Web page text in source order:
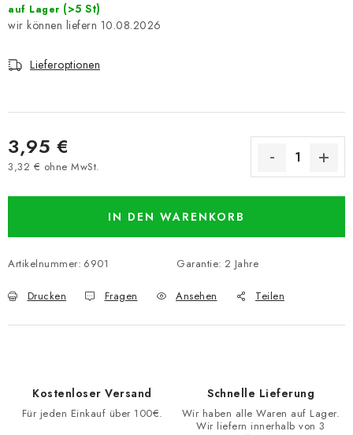
auf Lager (>5 St)
10.08.2026
Lieferoptionen
3,95 €
3,32 € ohne MwSt.
IN DEN WARENKORB
Artikelnummer: 6901 Garantie: 2 Jahre
Drucken Fragen Ansehen Teilen
Kostenloser Versand
Für jeden Einkauf über 100€.
Schnelle Lieferung
Wir haben alle Waren auf Lager.
Wir liefern innerhalb von 3